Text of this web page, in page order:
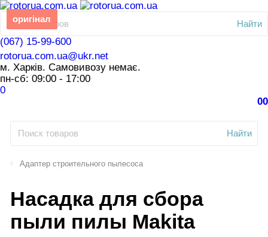
Найти
(067) 15-99-600
rotorua.com.ua@ukr.net
м. Харків. Самовивозу немає.
пн-сб: 09:00 - 17:00
0
00
Найти
Адаптер строительного пылесоса
Насадка для сбора
пыли пилы Makita
оригінал